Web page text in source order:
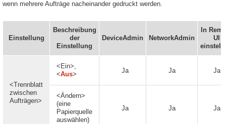
wenn mehrere Aufträge nacheinander gedruckt werden.
Einstellung
Beschreibung
der
Einstellung
DeviceAdmin NetworkAdmin
In
UI
<Trennblatt
zwischen
Aufträgen>
<Ein>,
<Aus> Ja Ja Ja
<Ändern>
(eine
Papierquelle
auswählen)
Ja Ja Ja